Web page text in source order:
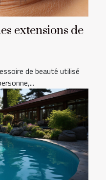
extensions de
de beauté utilisé